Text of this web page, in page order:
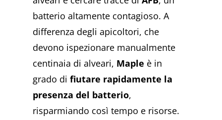
batterio altamente contagioso. A
differenza degli apicoltori, che
devono ispezionare manualmente
centinaia di alveari, Maple è in
grado difiutare rapidamente la
presenza del batterio,
risparmiando così tempo e risorse.